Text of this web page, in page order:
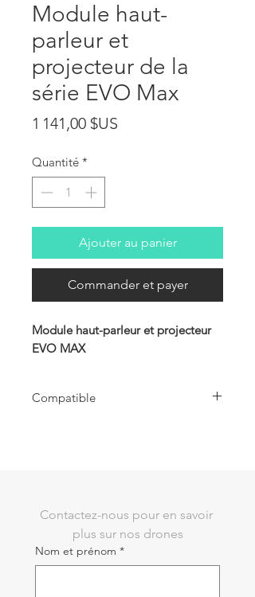
Module haut-
parleur et
projecteur de la
série EVO Max
1 141,00 $US
Quantité *
Ajouter au panier
Commander et payer
Module haut-parleur et projecteur
EVO MAX
Compatible
Contactez-nous pour en savoir
plus sur nos drones
Nom et prénom *